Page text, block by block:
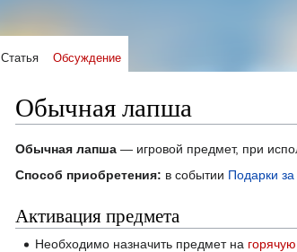
Обычная лапша
Перейти
к
Перейти
к
Обычная лапша — игровой предмет, при
Способ приобретения: в событии Подарки
Активация предмета
Необходимо назначить предмет на
Статья Обсуждение